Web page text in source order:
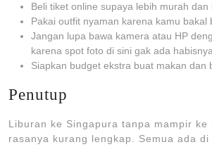
Beli tiket online supaya lebih murah dan
Pakai outfit nyaman karena kamu bakal
Jangan lupa bawa kamera atau HP
karena spot foto di sini gak ada habisnya.
Siapkan budget ekstra buat makan dan
Penutup
Liburan ke Singapura tanpa mampir ke
rasanya kurang lengkap. Semua ada